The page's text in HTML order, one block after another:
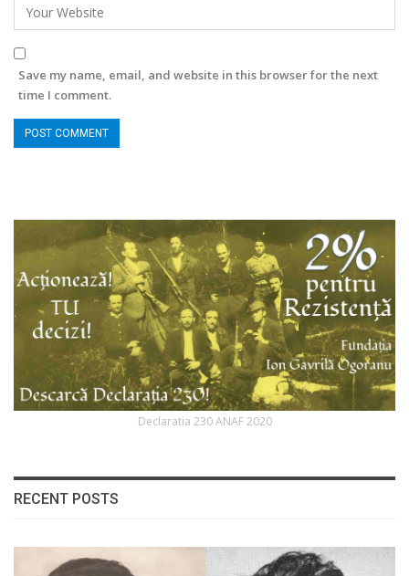
Save my name, email, and website in this browser for the next
time I comment.
Declaratia 230 ANAF 2020
RECENT POSTS